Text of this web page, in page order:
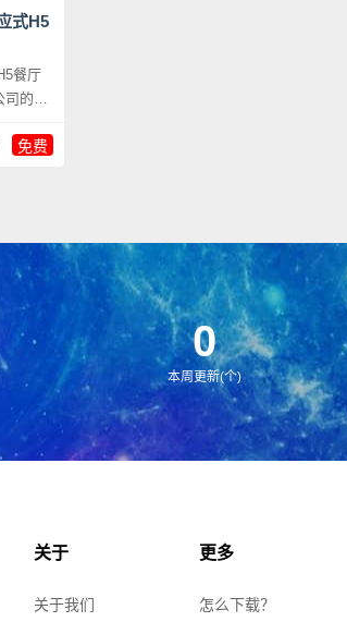
式H5
餐厅
的网
免费
0
本周更新(个)
关于
关于我们
更多
怎么下载？